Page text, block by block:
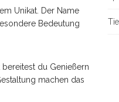
Unikat. Der Name
Bedeutung
du Genießern
machen das